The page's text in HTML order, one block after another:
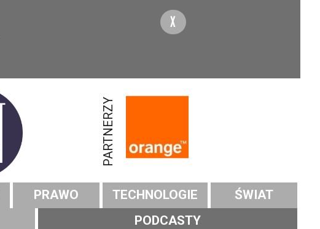
X
PARTNERZY
PRAWO TECHNOLOGIE
ŚWIAT
PODCASTY